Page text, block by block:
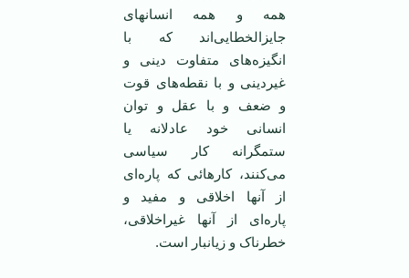
همه و همه انسانهای
جایزالخطایی‌اند که با
انگیزه‌های متفاوت دینی و
غیردینی و با نقطه‌های قوت
و ضعف و با عقل و توان
انسانی خود عادلانه یا
ستمگرانه کار سیاسی
می‌کنند، کارهائی که پاره‌ای
از آنها اخلاقی و مفید و
پاره‌ای از آنها غیراخلاقی،
خطرناک و زیانبار است.